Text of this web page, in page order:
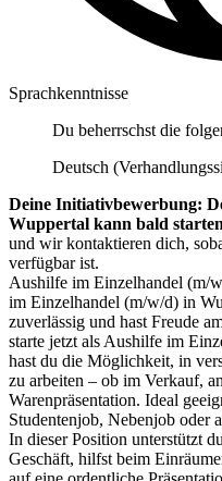
Sprachkenntnisse
Du beherrschst die
Deutsch
Deine Initiativbewerbung:
Wuppertal kann bald starten
und wir kontaktieren dich,
verfügbar ist.
Aushilfe im Einzelhandel (m/
im Einzelhandel (m/w/d) in
zuverlässig und hast Freude
starte jetzt als Aushilfe im
hast du die Möglichkeit, in
zu arbeiten – ob im Verkauf,
Warenpräsentation. Ideal
Studentenjob, Nebenjob oder
In dieser Position unterstützt
Geschäft, hilfst beim